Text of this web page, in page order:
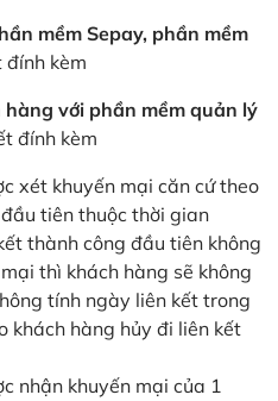
mềm Sepay, phần mềm
đính kèm
với phần mềm quản lý
đính kèm
xét khuyến mại căn cứ theo
tiên thuộc thời gian
thành công đầu tiên không
thì khách hàng sẽ không
tính ngày liên kết trong
khách hàng hủy đi liên kết
nhận khuyến mại của 1